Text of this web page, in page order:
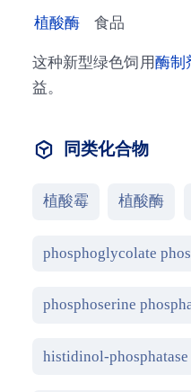
植酸酶 食品
这种新型绿色饲用酶制
益。
同类化合物
植酸霉 植酸酶
phosphoglycolate
phosphoserine
histidinol-phosphatase